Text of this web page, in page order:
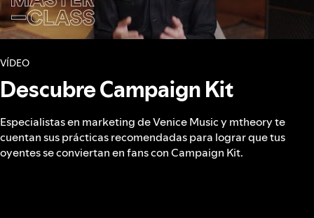
VÍDEO
Descubre Campaign Kit
Especialistas en marketing de Venice Music y mtheory te
cuentan sus prácticas recomendadas para lograr que tus
oyentes se conviertan en fans con Campaign Kit.